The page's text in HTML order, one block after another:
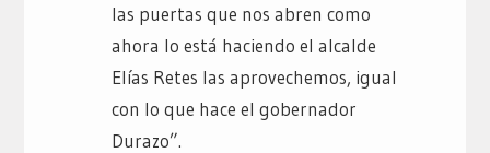
las puertas que nos abren como
ahora lo está haciendo el alcalde
Elías Retes las aprovechemos, igual
con lo que hace el gobernador
Durazo”.